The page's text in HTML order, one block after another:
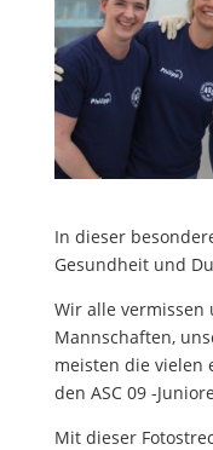
In dieser
Gesundheit und
Wir alle vermissen
Mannschaften,
meisten die vielen
den ASC 09 -
Mit dieser